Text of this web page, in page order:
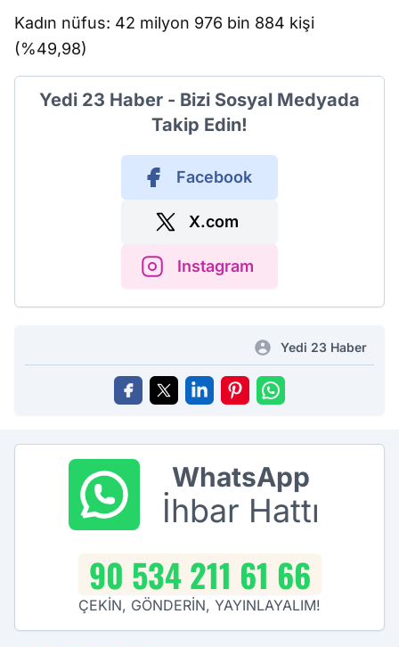
Kadın nüfus: 42 milyon 976 bin 884 kişi
(%49,98)
Yedi 23 Haber - Bizi Sosyal Medyada
Takip Edin!
Facebook
X.com
Instagram
Yedi 23 Haber
WhatsApp
İhbar Hattı
90 534 211 61 66
ÇEKİN, GÖNDERİN, YAYINLAYALIM!